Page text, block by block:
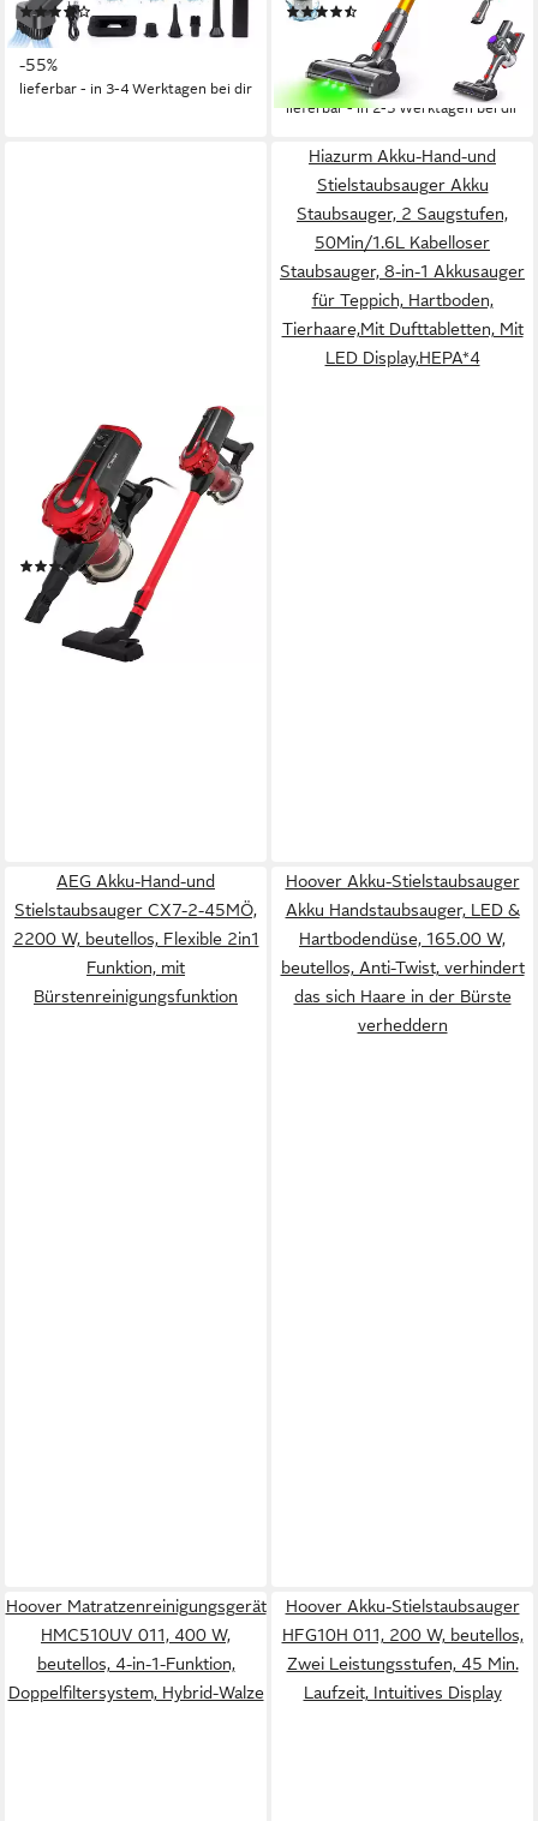
(147)
26,91 € UVP59,90 €
-55%
lieferbar - in 3-4 Werktagen bei dir
(119)
UVP599,00 €
(7,40 €/ 1 Stk)
-88%
lieferbar - in 2-3 Werktagen bei dir
Bodenstaubsauger BS 6072
CB, Staubsauger
Handstaubsauger, starke
Saugleistung
(16)
39,95 €
lieferbar - in 2-3 Werktagen bei dir
Hiazurm Akku-Hand-und
Stielstaubsauger Akku
Staubsauger, 2 Saugstufen,
50Min/1.6L Kabelloser
Staubsauger, 8-in-1 Akkusauger
für Teppich, Hartboden,
Tierhaare,Mit Dufttabletten, Mit
LED Display,HEPA*4
AEG Akku-Hand-und
Stielstaubsauger CX7-2-45MÖ,
2200 W, beutellos, Flexible 2in1
Funktion, mit
Bürstenreinigungsfunktion
Hoover Akku-Stielstaubsauger
Akku Handstaubsauger, LED &
Hartbodendüse, 165.00 W,
beutellos, Anti-Twist, verhindert
das sich Haare in der Bürste
verheddern
Hoover Matratzenreinigungsgerät
HMC510UV 011, 400 W,
beutellos, 4-in-1-Funktion,
Doppelfiltersystem, Hybrid-Walze
Hoover Akku-Stielstaubsauger
HFG10H 011, 200 W, beutellos,
Zwei Leistungsstufen, 45 Min.
Laufzeit, Intuitives Display